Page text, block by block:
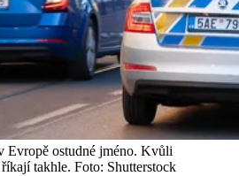
Evropě ostudné jméno. Kvůli
takhle. Foto: Shutterstock